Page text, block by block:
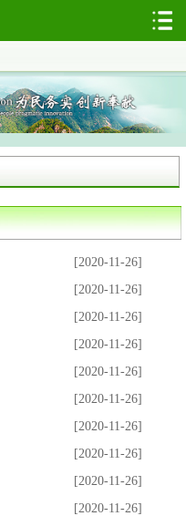
[2020-11-26]
[2020-11-26]
[2020-11-26]
[2020-11-26]
[2020-11-26]
[2020-11-26]
[2020-11-26]
[2020-11-26]
[2020-11-26]
[2020-11-26]